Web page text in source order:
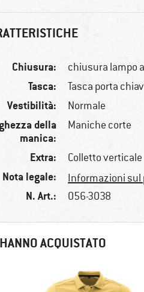
Chiusura: chiusura lampo
Tasca: Tasca porta
Vestibilità: Normale
della
manica:
Maniche corte
Extra: Colletto verticale
Nota legale: Informazioni sul
N. Art.: 056-3038
ACQUISTATO